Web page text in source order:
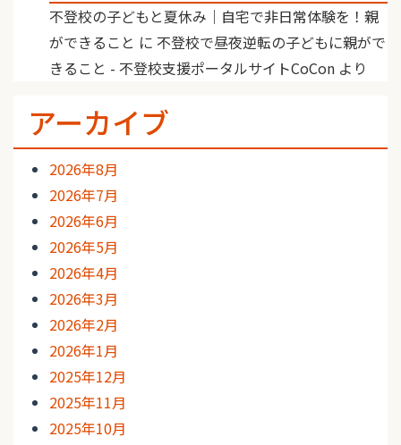
不登校の子どもと夏休み｜自宅で非日常体験を！親
ができること に 不登校で昼夜逆転の子どもに親がで
きること - 不登校支援ポータルサイトCoCon より
アーカイブ
2026年8月
2026年7月
2026年6月
2026年5月
2026年4月
2026年3月
2026年2月
2026年1月
2025年12月
2025年11月
2025年10月